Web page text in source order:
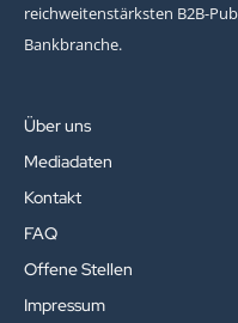
reichweitenstärksten B2B-
Bankbranche.
Über uns
Mediadaten
Kontakt
FAQ
Offene Stellen
Impressum